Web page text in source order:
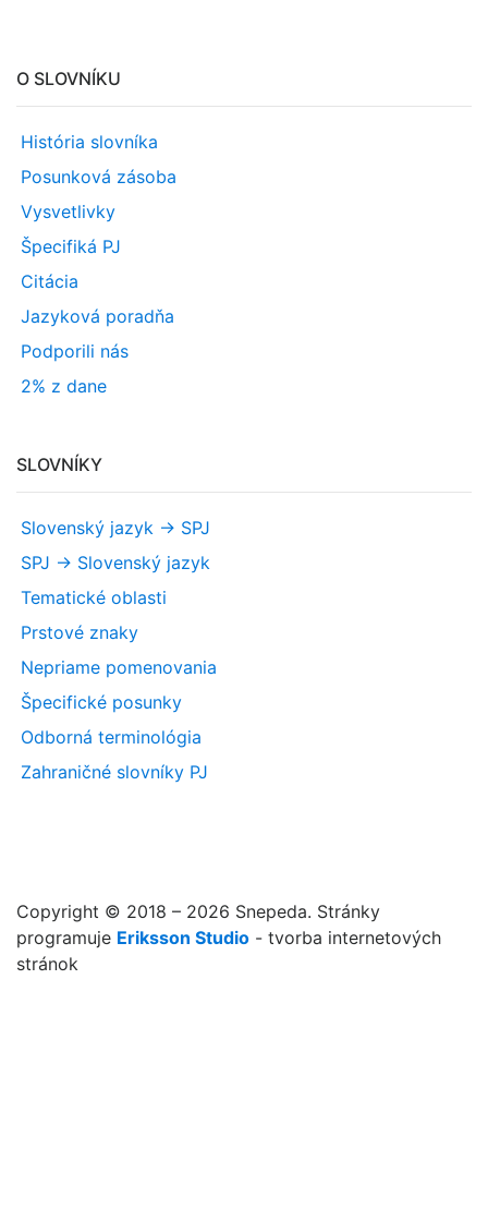
O SLOVNÍKU
História slovníka
Posunková zásoba
Vysvetlivky
Špecifiká PJ
Citácia
Jazyková poradňa
Podporili nás
2% z dane
SLOVNÍKY
Slovenský jazyk -> SPJ
SPJ -> Slovenský jazyk
Tematické oblasti
Prstové znaky
Nepriame pomenovania
Špecifické posunky
Odborná terminológia
Zahraničné slovníky PJ
Copyright © 2018 – 2026 Snepeda. Stránky
programuje Eriksson Studio - tvorba internetových
stránok